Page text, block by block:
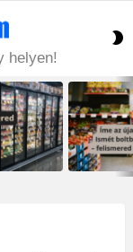
helyen!